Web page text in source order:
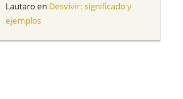
Lautaro en Desvivir: significado y
ejemplos